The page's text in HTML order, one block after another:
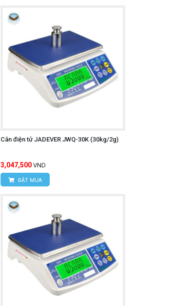
Cân điện tử JADEVER JWQ-30K (30kg/2g)
3,047,500 VND
ĐẶT MUA